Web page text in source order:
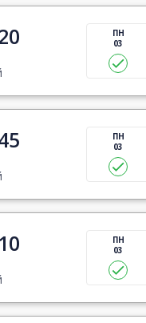
ПН
03
ПН
03
ПН
03